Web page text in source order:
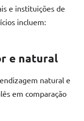
e instituições de
incluem:
e natural
natural e
em comparação